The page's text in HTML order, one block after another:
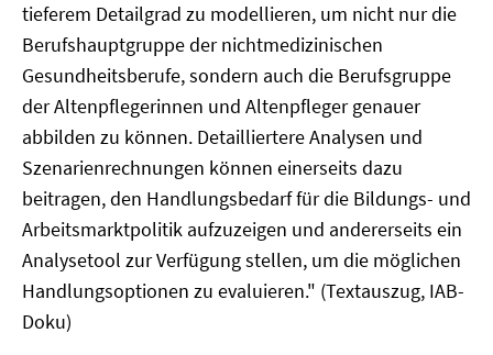
tieferem Detailgrad zu modellieren, um nicht nur die
Berufshauptgruppe der nichtmedizinischen
Gesundheitsberufe, sondern auch die Berufsgruppe
der Altenpflegerinnen und Altenpfleger genauer
abbilden zu können. Detailliertere Analysen und
Szenarienrechnungen können einerseits dazu
beitragen, den Handlungsbedarf für die Bildungs- und
Arbeitsmarktpolitik aufzuzeigen und andererseits ein
Analysetool zur Verfügung stellen, um die möglichen
Handlungsoptionen zu evaluieren." (Textauszug, IAB-
Doku)